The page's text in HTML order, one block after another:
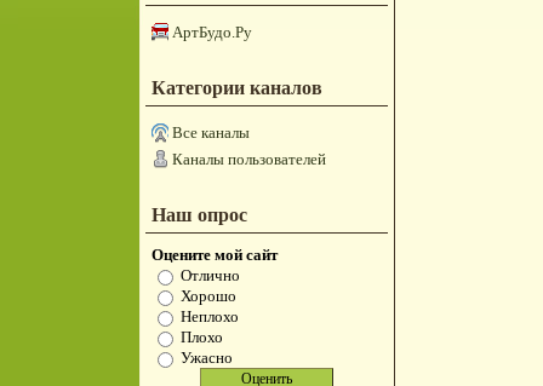
АртБудо.Ру
Категории каналов
Все каналы
Каналы пользователей
Наш опрос
Оцените мой сайт
Отлично
Хорошо
Неплохо
Плохо
Ужасно